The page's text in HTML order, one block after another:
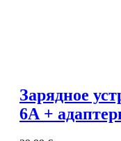
Зарядное
6A +